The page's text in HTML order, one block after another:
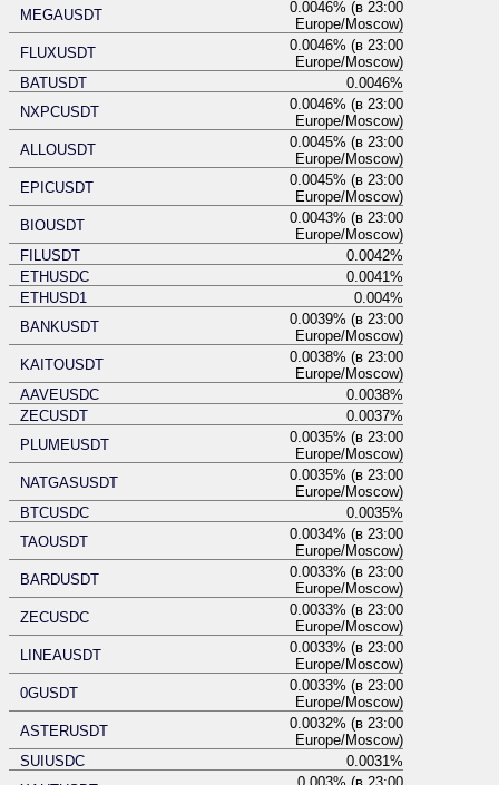
MEGAUSDT
0.0046% (в 23:00
Europe/Moscow)
FLUXUSDT
0.0046% (в 23:00
Europe/Moscow)
BATUSDT
0.0046%
NXPCUSDT
0.0046% (в 23:00
Europe/Moscow)
ALLOUSDT
0.0045% (в 23:00
Europe/Moscow)
EPICUSDT
0.0045% (в 23:00
Europe/Moscow)
BIOUSDT
0.0043% (в 23:00
Europe/Moscow)
FILUSDT
0.0042%
ETHUSDC
0.0041%
ETHUSD1
0.004%
BANKUSDT
0.0039% (в 23:00
Europe/Moscow)
KAITOUSDT
0.0038% (в 23:00
Europe/Moscow)
AAVEUSDC
0.0038%
ZECUSDT
0.0037%
PLUMEUSDT
0.0035% (в 23:00
Europe/Moscow)
NATGASUSDT
0.0035% (в 23:00
Europe/Moscow)
BTCUSDC
0.0035%
TAOUSDT
0.0034% (в 23:00
Europe/Moscow)
BARDUSDT
0.0033% (в 23:00
Europe/Moscow)
ZECUSDC
0.0033% (в 23:00
Europe/Moscow)
LINEAUSDT
0.0033% (в 23:00
Europe/Moscow)
0GUSDT
0.0033% (в 23:00
Europe/Moscow)
ASTERUSDT
0.0032% (в 23:00
Europe/Moscow)
SUIUSDC
0.0031%